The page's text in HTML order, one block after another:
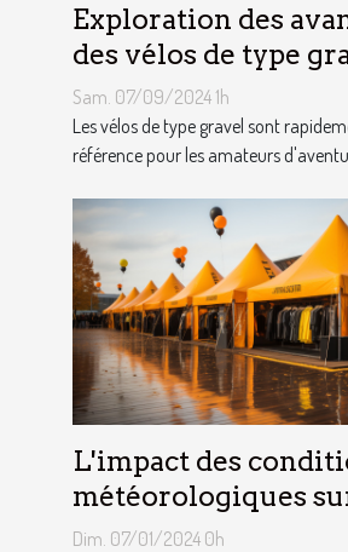
Exploration des
des vélos de type
les aventuriers
Sam. 07/09/2024 1h
Les vélos de type gravel sont
référence pour les amateurs
L'impact des
météorologiques
choix des tentes
Dim. 07/01/2024 0h